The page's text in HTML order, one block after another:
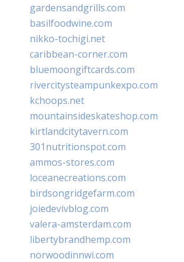
gardensandgrills.com
basilfoodwine.com
nikko-tochigi.net
caribbean-corner.com
bluemoongiftcards.com
rivercitysteampunkexpo.com
kchoops.net
mountainsideskateshop.com
kirtlandcitytavern.com
301nutritionspot.com
ammos-stores.com
loceanecreations.com
birdsongridgefarm.com
joiedevivblog.com
valera-amsterdam.com
libertybrandhemp.com
norwoodinnwi.com